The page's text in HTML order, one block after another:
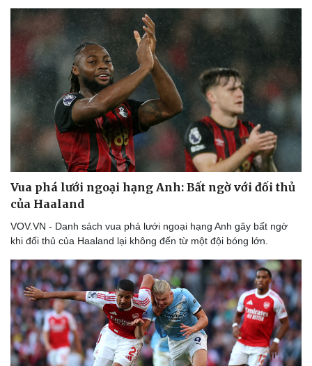
Thể thao
Bóng đá
Lịch thi đấu bóng đá
Thế giới thể thao
eSports
Hậu trường
Ô tô - Xe máy
Ô tô
Xe máy
Tư vấn
Vua phá lưới ngoại hạng Anh: Bất ngờ với đối thủ
của Haaland
VOV.VN - Danh sách vua phá lưới ngoại hạng Anh gây bất ngờ
khi đối thủ của Haaland lại không đến từ một đội bóng lớn.